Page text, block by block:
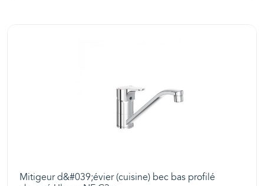
Mitigeur d&#039;évier (cuisine) bec bas profilé